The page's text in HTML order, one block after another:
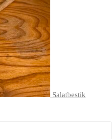
Salatbestik